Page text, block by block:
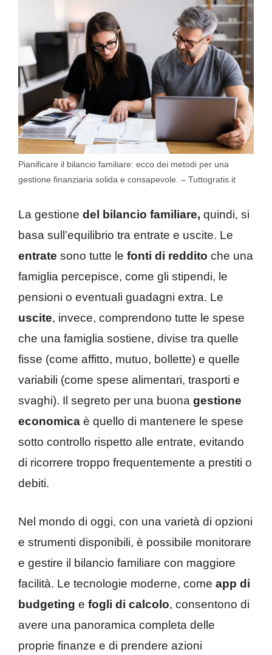
Pianificare il bilancio familiare: ecco dei metodi per una
gestione finanziaria solida e consapevole. – Tuttogratis.it
La gestione del bilancio familiare, quindi, si
basa sull’equilibrio tra entrate e uscite. Le
entrate sono tutte le fonti di reddito che una
famiglia percepisce, come gli stipendi, le
pensioni o eventuali guadagni extra. Le
uscite, invece, comprendono tutte le spese
che una famiglia sostiene, divise tra quelle
fisse (come affitto, mutuo, bollette) e quelle
variabili (come spese alimentari, trasporti e
svaghi). Il segreto per una buona gestione
economica è quello di mantenere le spese
sotto controllo rispetto alle entrate, evitando
di ricorrere troppo frequentemente a prestiti o
debiti.
Nel mondo di oggi, con una varietà di opzioni
e strumenti disponibili, è possibile monitorare
e gestire il bilancio familiare con maggiore
facilità. Le tecnologie moderne, come app di
budgeting e fogli di calcolo, consentono di
avere una panoramica completa delle
proprie finanze e di prendere azioni